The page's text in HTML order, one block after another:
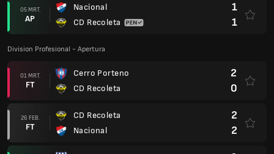
05 MRT.
AP
Nacional
CD Recoleta
1
1
Division Profesional - Apertura
01 MRT.
FT
Cerro Porteno
CD Recoleta
2
0
26 FEB.
FT
CD Recoleta
Nacional
2
2